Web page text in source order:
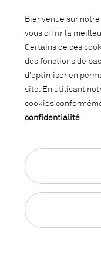
Abonnez-vous à notre
soyez informé des
nouveautés et des trends
Language
Deutsch
Impressum
Bienvenue sur
vous offrir la
Certains de ces
des fonctions de
d'optimiser en
site. En utilisant
cookies
confidentialité